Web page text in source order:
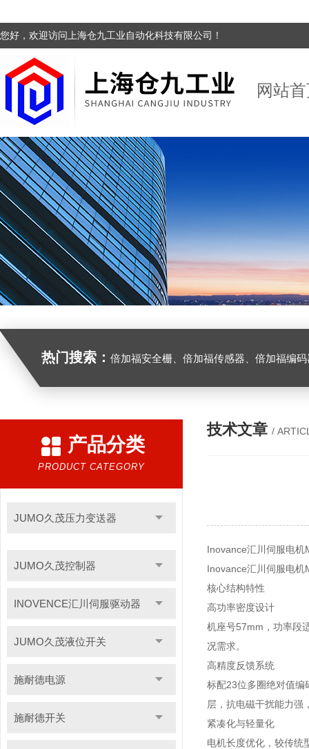
您好，欢迎访问上海仓九工业自动化科技有限公司！
网站
热门搜索： 倍加福安全栅、倍加福传感器、倍加福编码器、倍加福超声波传感器、松下伺服驱动器、松下伺
产品分类
PRODUCT CATEGORY
JUMO久茂压力变送器
JUMO久茂控制器
INOVENCE汇川伺服驱动器
JUMO久茂液位开关
施耐德电源
施耐德开关
技术文章 /
Inovance汇川伺服电机
Inovance汇川伺服电机
核心结构特性
高功率密度设计
机座号57mm，功率段
况需求。
高精度反馈系统
标配23位多圈绝对值编
层，抗电磁干扰能力强
紧凑化与轻量化
电机长度优化，较传统